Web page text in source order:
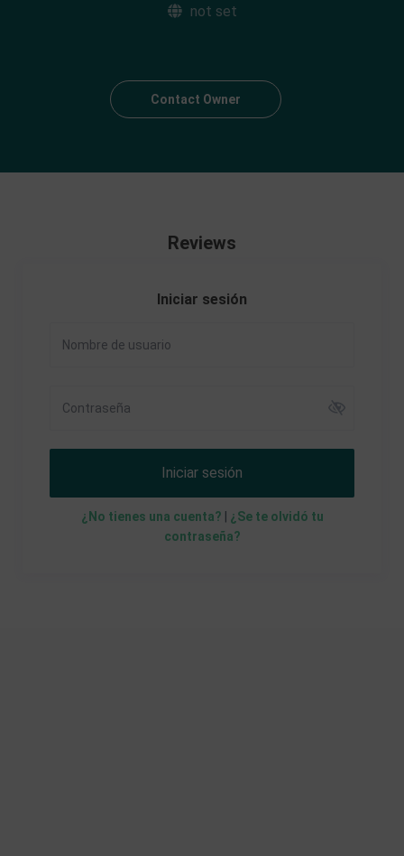
not set
Contact Owner
Reviews
Iniciar sesión
Iniciar sesión
¿No tienes una cuenta?
¿Se te olvidó tu
contraseña?